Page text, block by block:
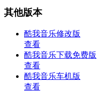
其他版本
酷我音乐修改版
查看
酷我音乐下载免费版
查看
酷我音乐车机版
查看